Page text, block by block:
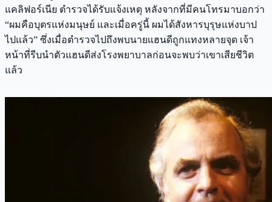
แคลิฟอร์เนีย ตำรวจได้รับแจ้งเหตุ หลังจากที่มีคนโทรมาบอกว่า
“ผมคือบุตรแห่งมนุษย์ และเมื่อครู่นี้ ผมได้สังหารบุรุษแห่งบาป
ไปแล้ว” ซึ่งเมื่อตำรวจไปถึงพบนายแฮนดีถูกแทงหลายจุด เจ้า
หน้าที่รีบนำตัวแฮนดีส่งโรงพยาบาลก่อนจะพบว่าเขาเสียชีวิต
แล้ว